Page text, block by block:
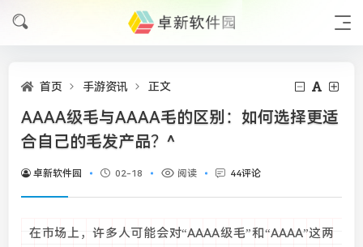
首页 手游资讯 正文
AAAA级毛与AAAA毛的区别：如何选择更适
合自己的毛发产品？^
卓新软件园 02-18 阅读 44评论
在市场上，许多人可能会对“AAAA级毛”和“AAAA”这两